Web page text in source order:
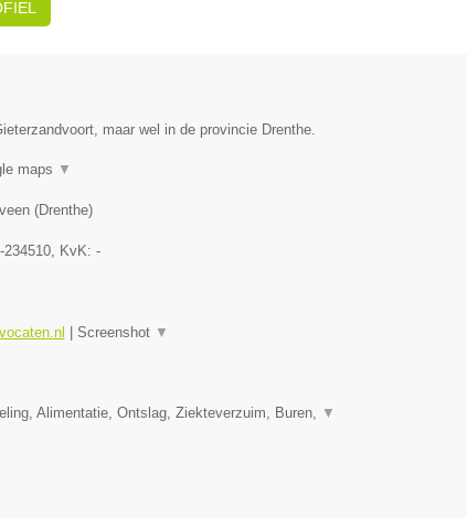
maar wel in de provincie Drenthe.
maps ▼
(Drenthe)
234510, KvK: -
Screenshot ▼
Alimentatie, Ontslag, Ziekteverzuim, Buren, ▼